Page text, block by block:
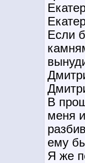
Если
В
меня
ему
Я же